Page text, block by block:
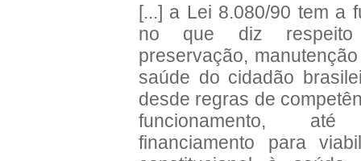
[...] a Lei 8.080/90 tem a
no que diz
preservação,
saúde do cidadão
desde regras de
funcionamento,
financiamento para